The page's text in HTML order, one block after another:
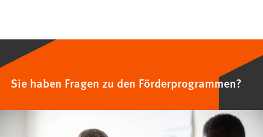
Sie haben Fragen zu den Förderprogrammen?